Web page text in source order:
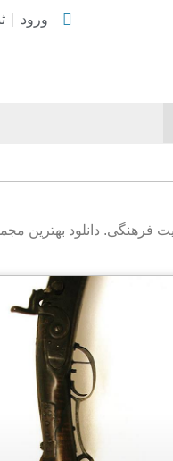
ورود
فرهنگی. دانلود بهترین